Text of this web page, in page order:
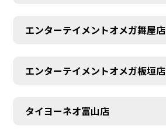
エンターテイメントオメガ舞屋店
エンターテイメントオメガ板垣店
タイヨーネオ富山店